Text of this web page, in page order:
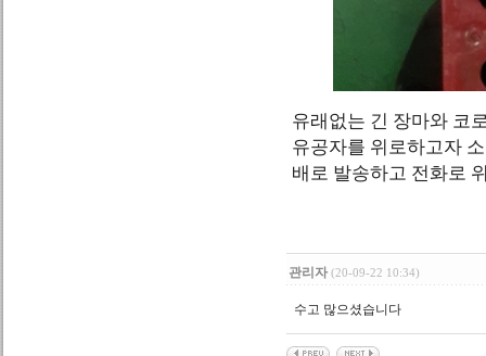
유래없는 긴 장마와 코
유공자를 위로하고자
배로 발송하고 전화로
관리자 (20-09-22 10:34)
수고 많으셨습니다